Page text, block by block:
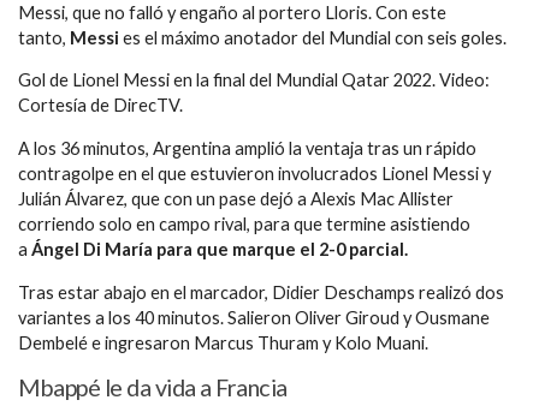
Messi, que no falló y engaño al portero Lloris. Con este
tanto, Messi es el máximo anotador del Mundial con seis goles.
Gol de Lionel Messi en la final del Mundial Qatar 2022. Video:
Cortesía de DirecTV.
A los 36 minutos, Argentina amplió la ventaja tras un rápido
contragolpe en el que estuvieron involucrados Lionel Messi y
Julián Álvarez, que con un pase dejó a Alexis Mac Allister
corriendo solo en campo rival, para que termine asistiendo
a Ángel Di María para que marque el 2-0 parcial.
Tras estar abajo en el marcador, Didier Deschamps realizó dos
variantes a los 40 minutos. Salieron Oliver Giroud y Ousmane
Dembelé e ingresaron Marcus Thuram y Kolo Muani.
Mbappé le da vida a Francia